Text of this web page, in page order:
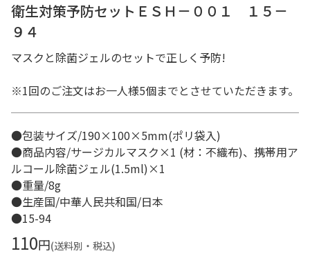
衛生対策予防セットＥＳＨ－００１ １５－
９４
マスクと除菌ジェルのセットで正しく予防!
※1回のご注文はお一人様5個までとさせていただきます。
●包装サイズ/190×100×5mm(ポリ袋入)
●商品内容/サージカルマスク×1 (材：不織布)、携帯用ア
ルコール除菌ジェル(1.5ml)×1
●重量/8g
●生産国/中華人民共和国/日本
●15-94
110円(送料別・税込)